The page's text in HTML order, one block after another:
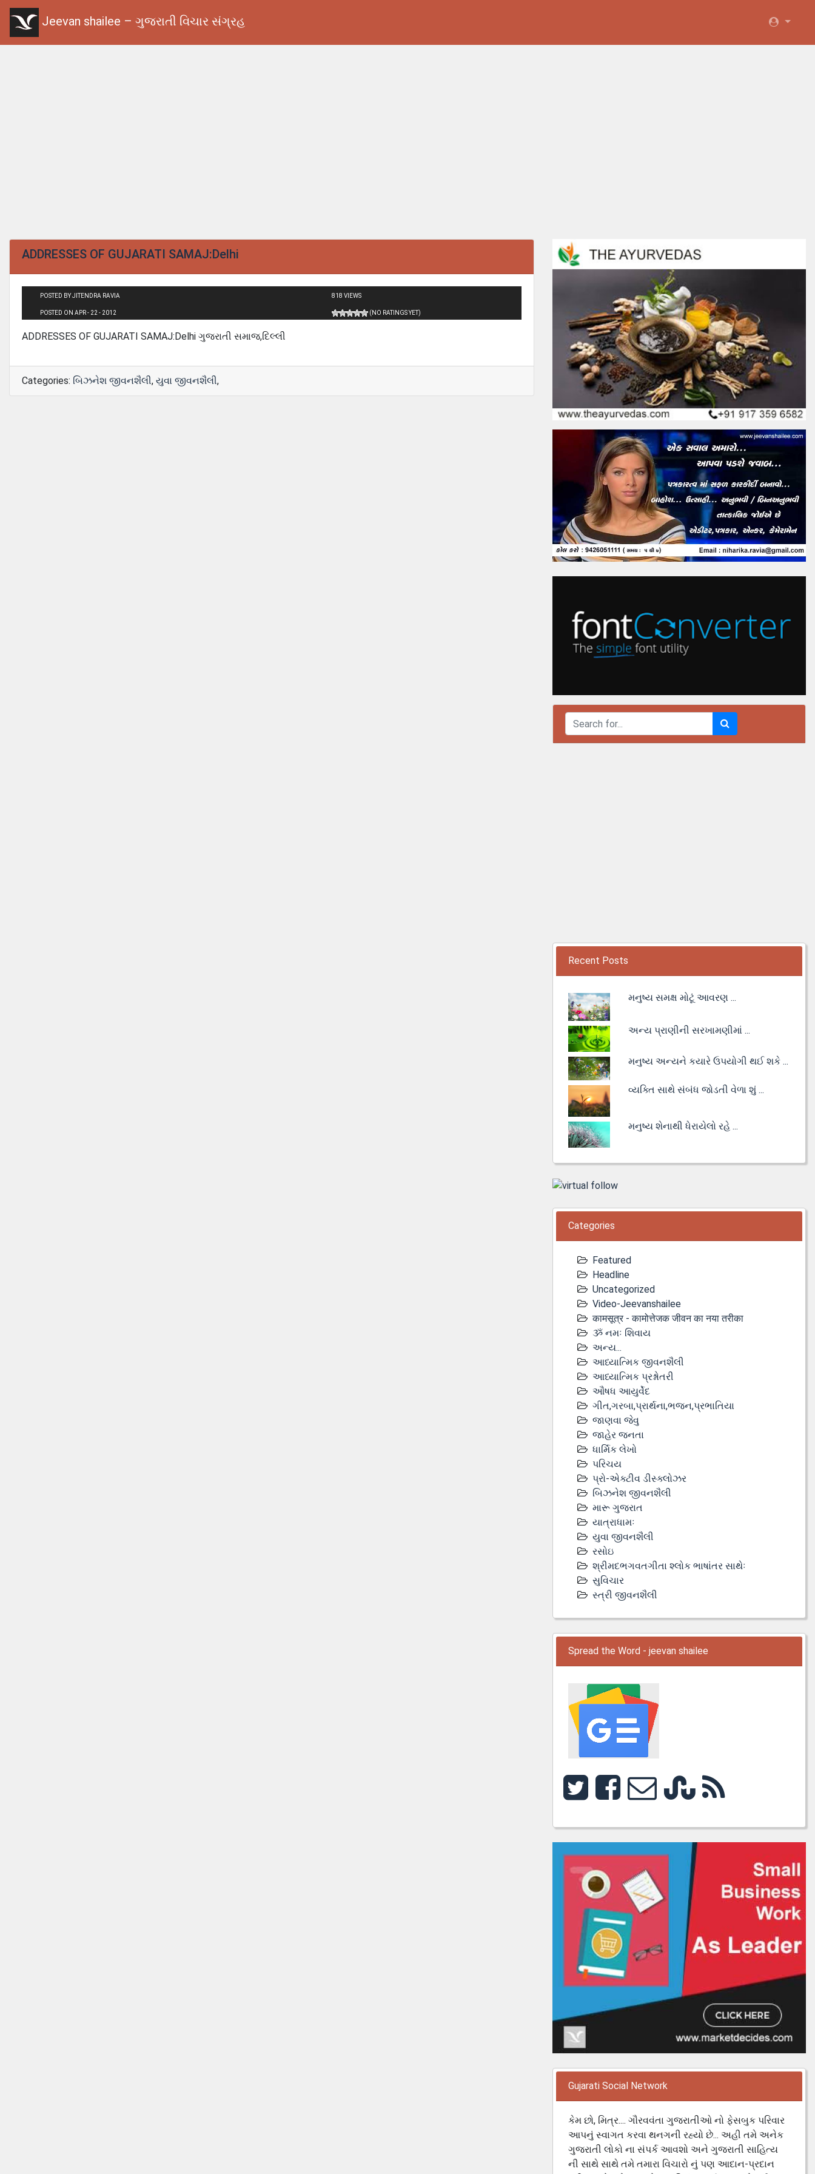
Jeevan shailee – ગુજરાતી વિચાર સંગ્રહ
ADDRESSES OF GUJARATI SAMAJ:Delhi
POSTED BY JITENDRA RAVIA
POSTED ON APR - 22 - 2012
818 VIEWS
(NO RATINGS YET)
ADDRESSES OF GUJARATI SAMAJ:Delhi ગુજરાતી સમાજ,દિલ્લી
Categories: બિઝનેશ જીવનશૈલી, યુવા જીવનશૈલી,
Recent Posts
મનુષ્ય સમક્ષ મોટૂં આવરણ ...
અન્ય પ્રાણીની સરખામણીમાં ...
મનુષ્ય અન્યને કયારે ઉપયોગી થઈ શકે ...
વ્યક્તિ સાથે સંબંધ જોડતી વેળા શું ...
મનુષ્ય શેનાથી ધેરાયેલો રહે ...
Categories
Featured
Headline
Uncategorized
Video-Jeevanshailee
कामसूत्र - कामोत्तेजक जीवन का नया तरीका
ૐ નમઃ શિવાય
અન્ય...
આધ્યાત્મિક જીવનશૈલી
આધ્યાત્મિક પ્રશ્નોતરી
ઔષધ આયુર્વેદ
ગીત,ગરબા,પ્રાર્થના,ભજન,પ્રભાતિયા
જાણવા જેવુ
જાહેર જનતા
ધાર્મિક લેખો
પરિચય
પ્રો-એક્ટીવ ડીસ્‍ક્લોઝર
બિઝનેશ જીવનશૈલી
મારૂ ગુજરાત
યાત્રાધામઃ
યુવા જીવનશૈલી
રસોઇ
શ્રીમદભગવતગીતા શ્લોક ભાષાંતર સાથેઃ
સુવિચાર
સ્ત્રી જીવનશૈલી
Spread the Word - jeevan shailee
Gujarati Social Network
કેમ છો, મિત્ર.... ગૌરવવંતા ગુજરાતીઓ નો ફેસબુક પરિવાર
આપનું સ્વાગત કરવા થનગની રહ્યો છે... અહી તમે અનેક
ગુજરાતી લોકો ના સંપર્ક આવશો અને ગુજરાતી સાહિત્ય
ની સાથે સાથે તમે તમારા વિચારો નું પણ આદાન-પ્રદાન